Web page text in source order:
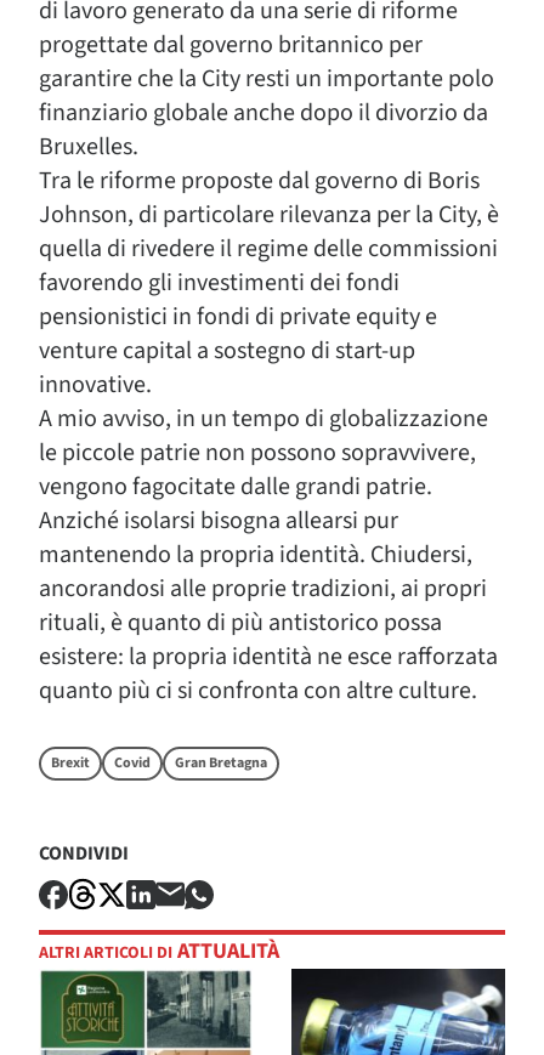
di lavoro generato da una serie di riforme
progettate dal governo britannico per
garantire che la City resti un importante polo
finanziario globale anche dopo il divorzio da
Bruxelles.
Tra le riforme proposte dal governo di Boris
Johnson, di particolare rilevanza per la City, è
quella di rivedere il regime delle commissioni
favorendo gli investimenti dei fondi
pensionistici in fondi di private equity e
venture capital a sostegno di start-up
innovative.
A mio avviso, in un tempo di globalizzazione
le piccole patrie non possono sopravvivere,
vengono fagocitate dalle grandi patrie.
Anziché isolarsi bisogna allearsi pur
mantenendo la propria identità. Chiudersi,
ancorandosi alle proprie tradizioni, ai propri
rituali, è quanto di più antistorico possa
esistere: la propria identità ne esce rafforzata
quanto più ci si confronta con altre culture.
Brexit Covid Gran Bretagna
CONDIVIDI
ALTRI ARTICOLI DI ATTUALITÀ